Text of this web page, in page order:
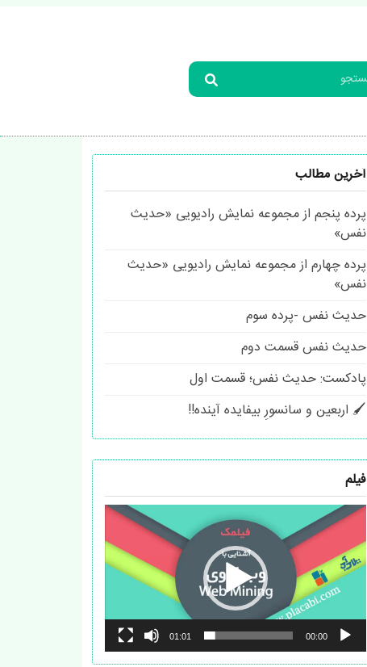
آخرین مطالب
پرده پنجم از مجموعه نمایش رادیویی «حدیث
نفس»
پرده چهارم از مجموعه نمایش رادیویی «حدیث
نفس»
حدیث نفس -پرده سوم
حدیث نفس قسمت دوم
پادکست: حدیث نفس؛ قسمت اول
🖌 اربعین و سانسورِ بیفایده آینده!!
فیلم
نمایشگر
00:00
01:01